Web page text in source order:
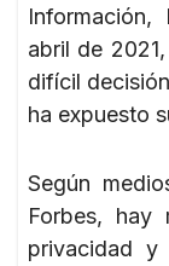
abril de
difícil
ha expuesto
Según
Forbes,
privacidad